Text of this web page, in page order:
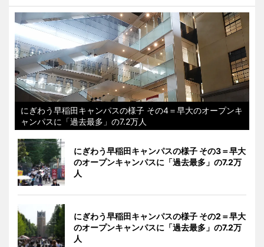
にぎわう早稲田キャンパスの様子 その4＝早大のオープンキ
ャンパスに「過去最多」の7.2万人
にぎわう早稲田キャンパスの様子 その3＝早大
のオープンキャンパスに「過去最多」の7.2万
人
にぎわう早稲田キャンパスの様子 その2＝早大
のオープンキャンパスに「過去最多」の7.2万
人